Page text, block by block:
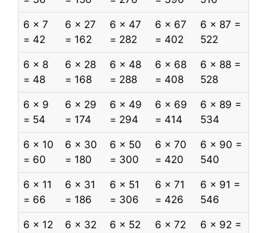
6 x 7
= 42
6 x 27
= 162
6 x 47
= 282
6 x 67
= 402
6 x 87 =
522
6 x 8
= 48
6 x 28
= 168
6 x 48
= 288
6 x 68
= 408
6 x 88 =
528
6 x 9
= 54
6 x 29
= 174
6 x 49
= 294
6 x 69
= 414
6 x 89 =
534
6 x 10
= 60
6 x 30
= 180
6 x 50
= 300
6 x 70
= 420
6 x 90 =
540
6 x 11
= 66
6 x 31
= 186
6 x 51
= 306
6 x 71
= 426
6 x 91 =
546
6 x 12
6 x 32
6 x 52
6 x 72
6 x 92 =